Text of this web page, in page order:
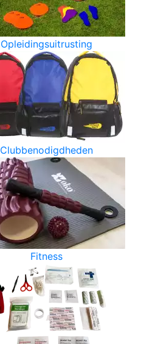
Opleidingsuitrusting
Clubbenodigdheden
Fitness